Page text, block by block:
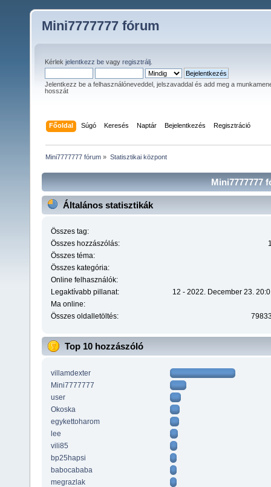
Mini7777777 fórum
Kérlek jelentkezz be vagy regisztrálj
Jelentkezz be a felhasználóneveddel, jelszavaddal és add meg a
hosszát
Főoldal Súgó Keresés Naptár Bejelentkezés Regisztráció
Mini7777777 fórum » Statisztikai központ
Mini7777777
Általános statisztikák
Összes tag:
Összes hozzászólás:
Összes téma:
Összes kategória:
Online felhasználók:
Legaktívabb pillanat:
12 - 2022. December 23.
Ma online:
Összes oldalletöltés:
Top 10 hozzászóló
villamdexter
Mini7777777
user
Okoska
egykettoharom
lee
vili85
bp25hapsi
babocababa
megrazlak